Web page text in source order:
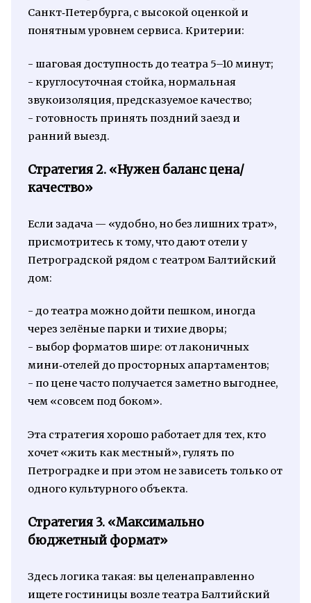
Санкт‑Петербурга, с высокой оценкой и
понятным уровнем сервиса. Критерии:
- шаговая доступность до театра 5–10 минут;
- круглосуточная стойка, нормальная
звукоизоляция, предсказуемое качество;
- готовность принять поздний заезд и
ранний выезд.
Стратегия 2. «Нужен баланс цена/
качество»
Если задача — «удобно, но без лишних трат»,
присмотритесь к тому, что дают отели у
Петроградской рядом с театром Балтийский
дом:
- до театра можно дойти пешком, иногда
через зелёные парки и тихие дворы;
- выбор форматов шире: от лаконичных
мини‑отелей до просторных апартаментов;
- по цене часто получается заметно выгоднее,
чем «совсем под боком».
Эта стратегия хорошо работает для тех, кто
хочет «жить как местный», гулять по
Петроградке и при этом не зависеть только от
одного культурного объекта.
Стратегия 3. «Максимально
бюджетный формат»
Здесь логика такая: вы целенаправленно
ищете гостиницы возле театра Балтийский